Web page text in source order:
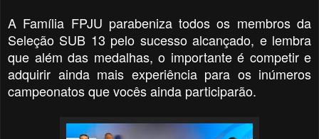
A Família FPJU parabeniza todos os membros da
Seleção SUB 13 pelo sucesso alcançado, e lembra
que além das medalhas, o importante é competir e
adquirir ainda mais experiência para os inúmeros
campeonatos que vocês ainda participarão.